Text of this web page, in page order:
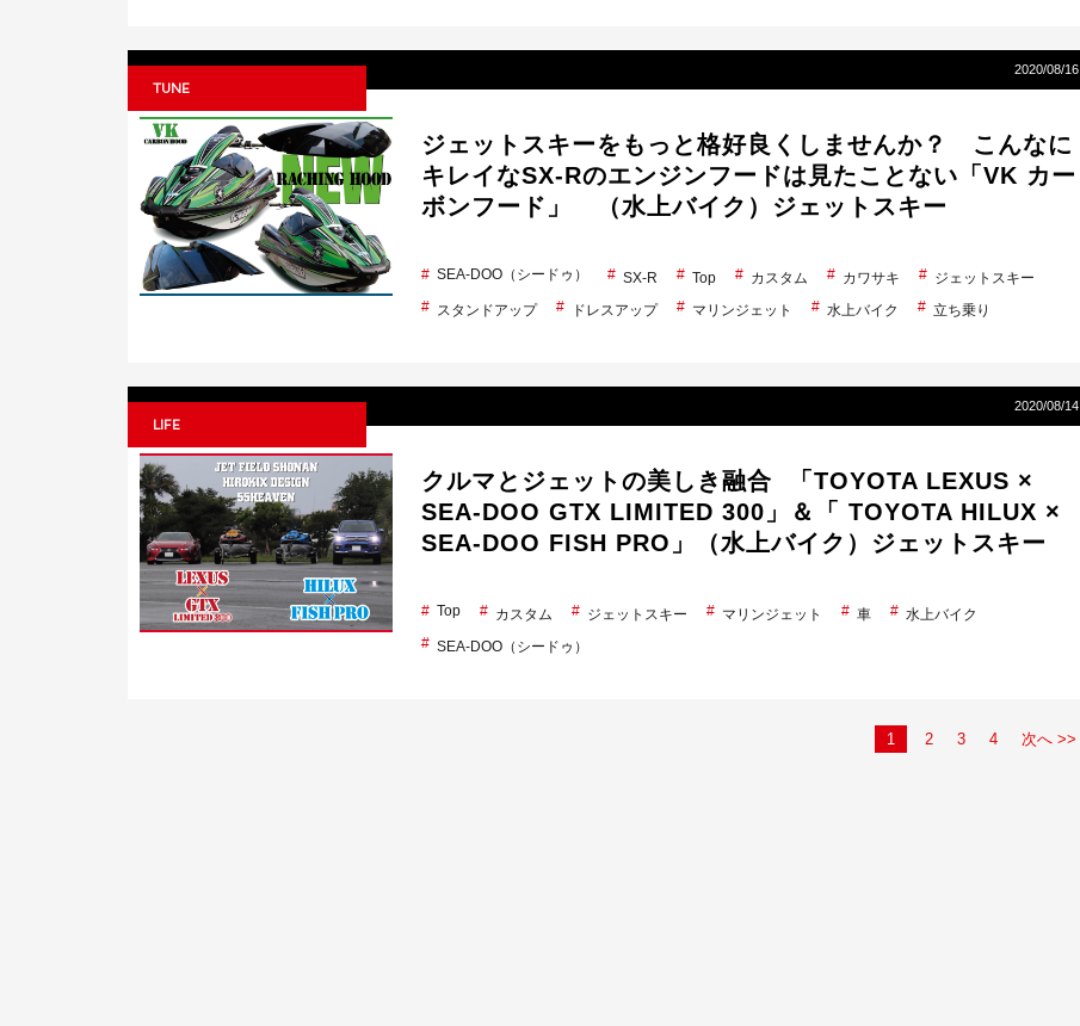
2020/08/16
TUNE
ジェットスキーをもっと格好良くしませんか？ こんなに
キレイなSX-Rのエンジンフードは見たことない「VK カー
ボンフード」 （水上バイク）ジェットスキー
SEA-DOO（シードゥ） SX-R Top カスタム カワサキ
ジェットスキー
スタンドアップ
ドレスアップ マリンジェット 水上バイク 立ち乗り
2020/08/14
LIFE
クルマとジェットの美しき融合 「TOYOTA LEXUS ×
SEA-DOO GTX LIMITED 300」＆「 TOYOTA HILUX ×
SEA-DOO FISH PRO」（水上バイク）ジェットスキー
Top カスタム ジェットスキー マリンジェット 車
水上バイク
SEA-DOO（シードゥ）
1 2 3 4 次へ >>